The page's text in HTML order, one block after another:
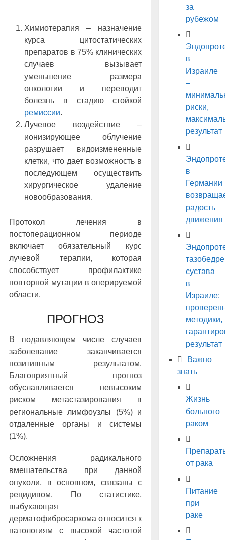
Химиотерапия – назначение
курса цитостатических
препаратов в 75% клинических
случаев вызывает
уменьшение размера
онкологии и переводит
болезнь в стадию стойкой
ремиссии.
Лучевое воздействие –
ионизирующее облучение
разрушает видоизмененные
клетки, что дает возможность в
последующем осуществить
хирургическое удаление
новообразования.
Протокол лечения в
постоперационном периоде
включает обязательный курс
лучевой терапии, которая
способствует профилактике
повторной мутации в оперируемой
области.
ПРОГНОЗ
В подавляющем числе случаев
заболевание заканчивается
позитивным результатом.
Благоприятный прогноз
обуславливается невысоким
риском метастазирования в
региональные лимфоузлы (5%) и
отдаленные органы и системы
(1%).
Осложнения радикального
вмешательства при данной
опухоли, в основном, связаны с
рецидивом. По статистике,
выбухающая
дерматофибросаркома относится к
патологиям с высокой частотой
за
рубежом
в
Израиле
–
риски,
результат
в
Германии
радость
движения
сустава
в
Израиле:
методики,
результат
Важно
знать
Жизнь
больного
раком
от рака
Питание
при
раке